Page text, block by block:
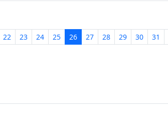
22 23 24 25 26 27 28 29 30 31